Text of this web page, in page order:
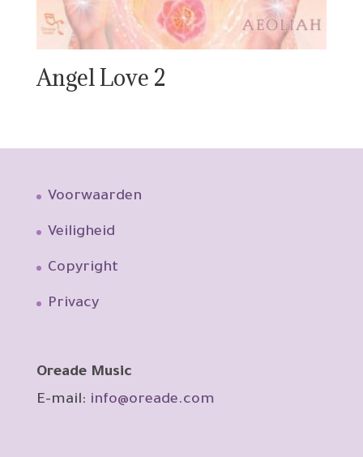
Angel Love 2
Voorwaarden
Veiligheid
Copyright
Privacy
Oreade Music
E-mail: info@oreade.com